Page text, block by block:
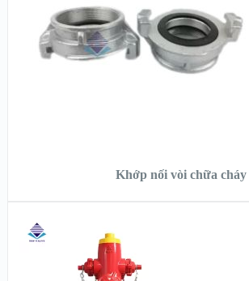
XEM CHI TIẾT
Khớp nối vòi chữa cháy
XEM NHANH